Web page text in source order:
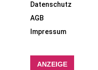
Datenschutz
AGB
Impressum
ANZEIGE